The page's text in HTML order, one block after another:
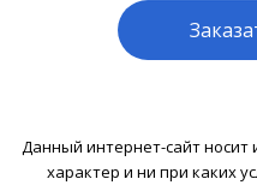
Данный интернет-сайт
характер и ни при каких